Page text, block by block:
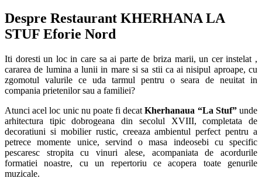
Despre Restaurant KHERHANA LA
STUF Eforie Nord
Iti doresti un loc in care sa ai parte de briza marii, un cer instelat ,
cararea de lumina a lunii in mare si sa stii ca ai nisipul aproape, cu
zgomotul valurile ce uda tarmul pentru o seara de neuitat in
compania prietenilor sau a familiei?
Atunci acel loc unic nu poate fi decatKherhanaua “La Stuf”unde
arhitectura tipic dobrogeana din secolul XVIII, completata de
decoratiuni si mobilier rustic, creeaza ambientul perfect pentru a
petrece momente unice, servind o masa indeosebi cu specific
pescaresc stropita cu vinuri alese, acompaniata de acordurile
formatiei noastre, cu un repertoriu ce acopera toate genurile
muzicale.